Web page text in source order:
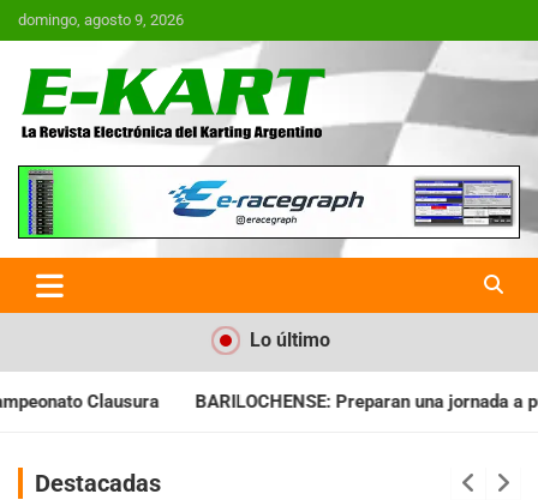
Saltar
al
domingo, agosto 9, 2026
E-Kart.com.ar | La Revista
Electrónica del Karting en
Argentina
Lo último
BARILOCHENSE: Preparan una jornada a puro espectáculo
Destacadas